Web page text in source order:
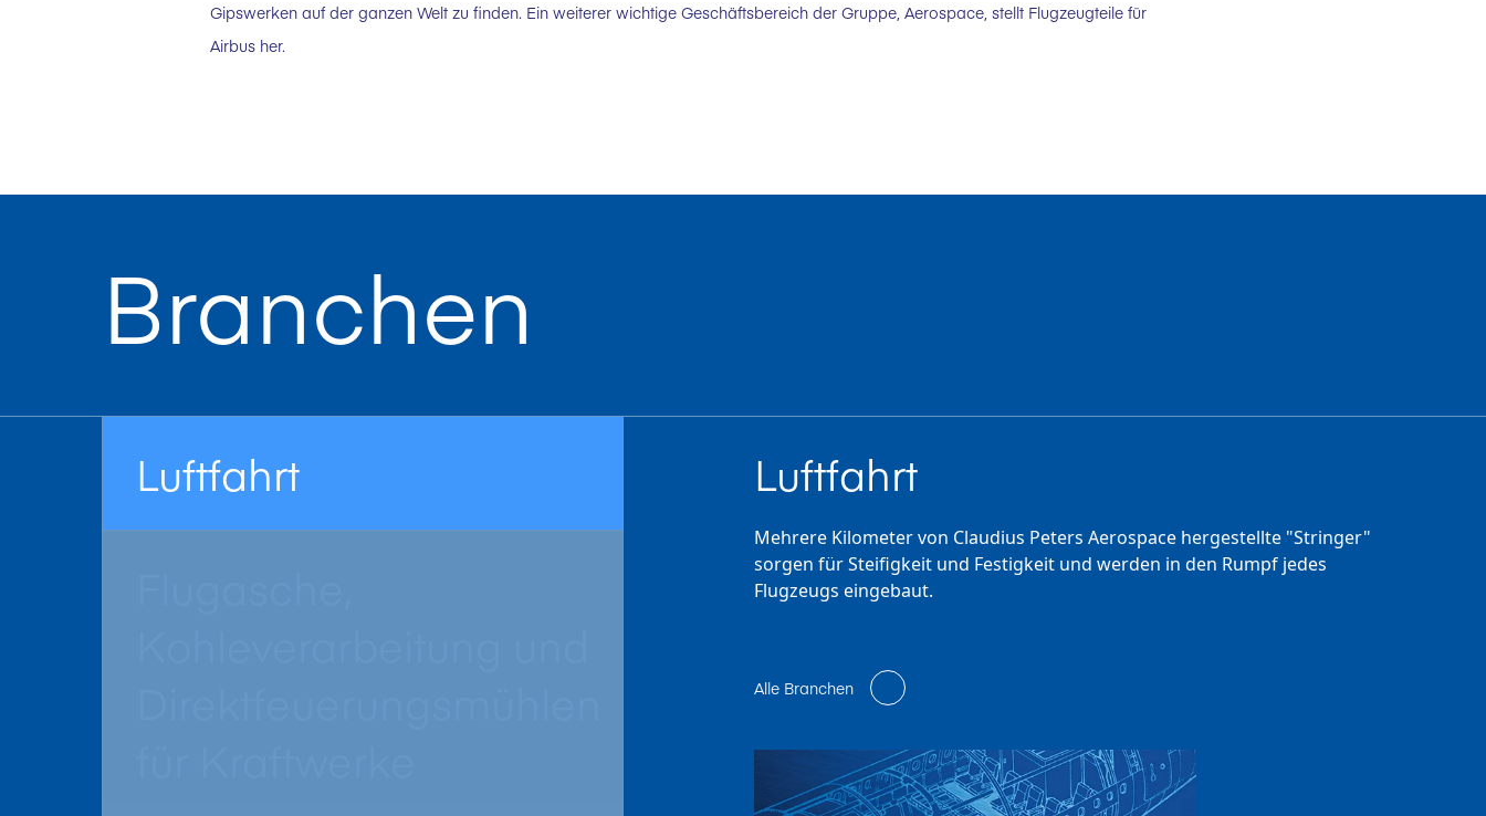
Gipswerken auf der ganzen Welt zu finden. Ein weiterer wichtige Geschäftsbereich der Gruppe, Aerospace, stellt Flugzeugteile für
Airbus her.
Branchen
Luftfahrt
Luftfahrt
Mehrere Kilometer von Claudius Peters Aerospace hergestellte "Stringer"
sorgen für Steifigkeit und Festigkeit und werden in den Rumpf jedes
Flugzeugs eingebaut.
Alle Branchen